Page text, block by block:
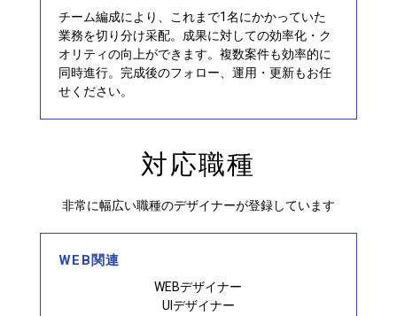
チーム編成により、これまで1名にかかっていた
業務を切り分け采配。成果に対しての効率化・ク
オリティの向上ができます。複数案件も効率的に
同時進行。完成後のフォロー、運用・更新もお任
せください。
対応職種
非常に幅広い職種のデザイナーが登録しています
WEB関連
WEBデザイナー
UIデザイナー